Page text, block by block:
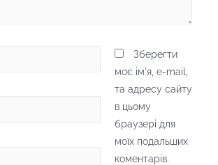
Зберегти
моє ім'я, e-mail,
та адресу сайту
в цьому
браузері для
моїх подальших
коментарів.